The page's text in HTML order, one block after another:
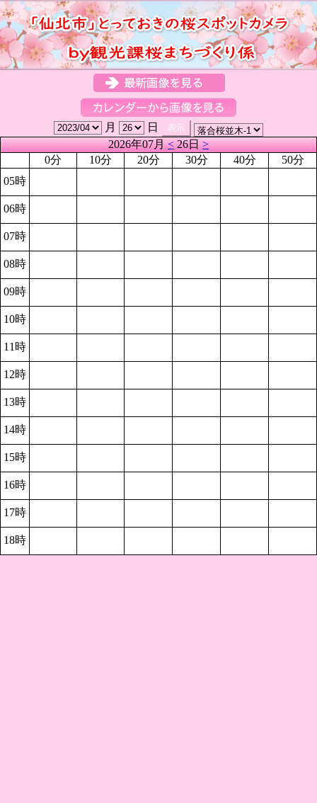
月
日
2026年07月<26日>
0分
10分 20分 30分 40分
50分
05時
06時
07時
08時
09時
10時
11時
12時
13時
14時
15時
16時
17時
18時